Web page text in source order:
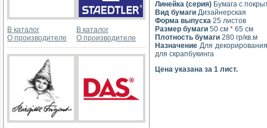
В каталог
О производителе
В каталог
О производителе
Линейка (серия) Бумага с
Вид бумаги Дизайнерская
Форма выпуска 25 листов
Размер бумаги 50 см * 65 см
Плотность бумаги 280 гр/кв.м
Назначение Для
для скрапбукинга
Цена указана за 1 лист.